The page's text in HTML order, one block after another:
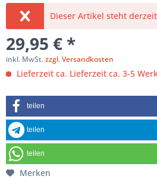
Dieser Artikel steht
29,95 € *
inkl. MwSt.zzgl. Versandkosten
Lieferzeit ca. Lieferzeit ca. 3-5
teilen
teilen
teilen
Merken